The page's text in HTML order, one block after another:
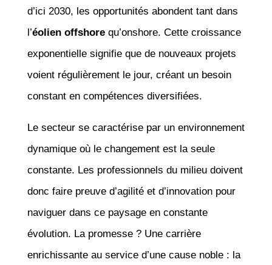
d’ici 2030, les opportunités abondent tant dans
l’éolien offshorequ’onshore. Cette croissance
exponentielle signifie que de nouveaux projets
voient régulièrement le jour, créant un besoin
constant en compétences diversifiées.
Le secteur se caractérise par un environnement
dynamique où le changement est la seule
constante. Les professionnels du milieu doivent
donc faire preuve d’agilité et d’innovation pour
naviguer dans ce paysage en constante
évolution. La promesse ? Une carrière
enrichissante au service d’une cause noble : la